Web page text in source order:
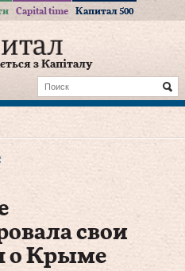
Capital time Капитал 500
з Капіталу
свои
о Крыме